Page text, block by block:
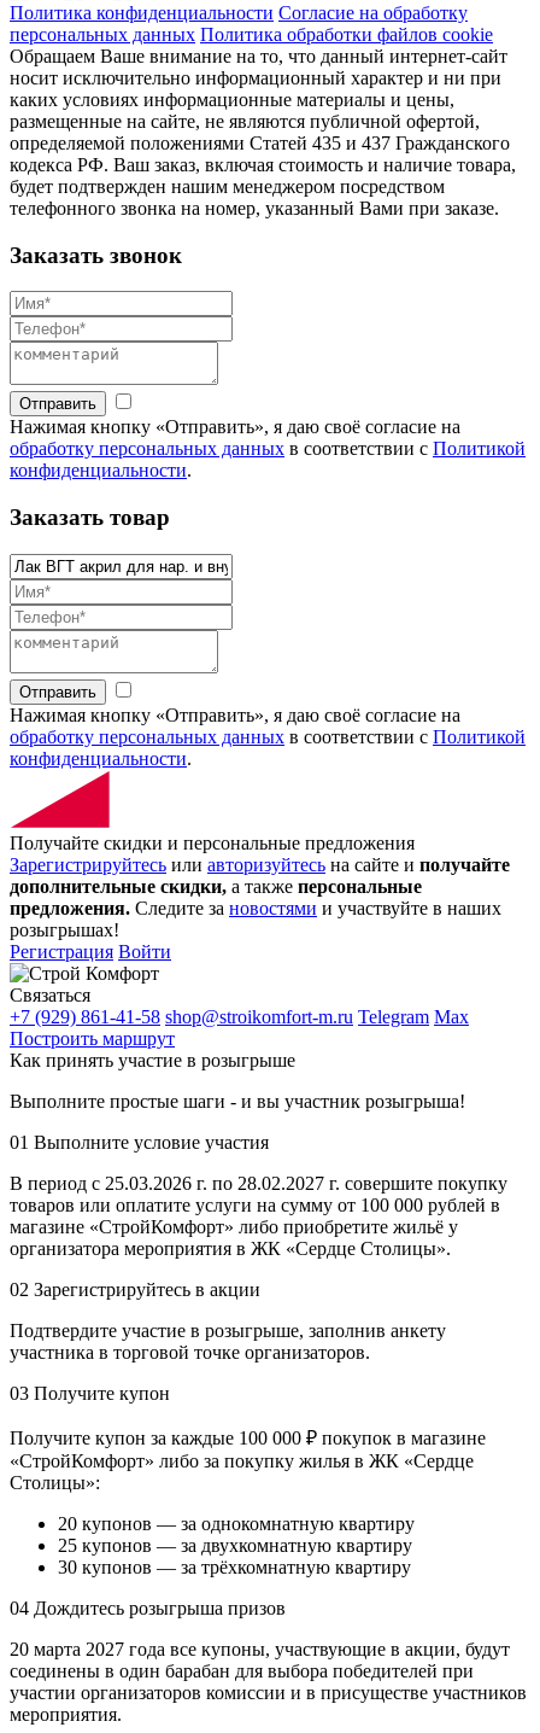
Политика конфиденциальности Согласие на обработку
персональных данных Политика обработки файлов cookie
Обращаем Ваше внимание на то, что данный интернет-сайт
носит исключительно информационный характер и ни при
каких условиях информационные материалы и цены,
размещенные на сайте, не являются публичной офертой,
определяемой положениями Статей 435 и 437 Гражданского
кодекса РФ. Ваш заказ, включая стоимость и наличие товара,
будет подтвержден нашим менеджером посредством
телефонного звонка на номер, указанный Вами при заказе.
Заказать звонок
Отправить
Нажимая кнопку «Отправить», я даю своё согласие на
обработку персональных данных в соответствии с Политикой
конфиденциальности.
Заказать товар
Отправить
Нажимая кнопку «Отправить», я даю своё согласие на
обработку персональных данных в соответствии с Политикой
конфиденциальности.
Получайте скидки и персональные предложения
Зарегистрируйтесь или авторизуйтесь на сайте и получайте
дополнительные скидки, а также персональные
предложения. Следите за новостями и участвуйте в наших
розыгрышах!
Регистрация Войти
Связаться
+7 (929) 861-41-58 shop@stroikomfort-m.ru Telegram Max
Построить маршрут
Как принять участие в розыгрыше
Выполните простые шаги - и вы участник розыгрыша!
01 Выполните условие участия
В период с 25.03.2026 г. по 28.02.2027 г. совершите покупку
товаров или оплатите услуги на сумму от 100 000 рублей в
магазине «СтройКомфорт» либо приобретите жильё у
организатора мероприятия в ЖК «Сердце Столицы».
02 Зарегистрируйтесь в акции
Подтвердите участие в розыгрыше, заполнив анкету
участника в торговой точке организаторов.
03 Получите купон
Получите купон за каждые 100 000 ₽ покупок в магазине
«СтройКомфорт» либо за покупку жилья в ЖК «Сердце
Столицы»:
20 купонов — за однокомнатную квартиру
25 купонов — за двухкомнатную квартиру
30 купонов — за трёхкомнатную квартиру
04 Дождитесь розыгрыша призов
20 марта 2027 года все купоны, участвующие в акции, будут
соединены в один барабан для выбора победителей при
участии организаторов комиссии и в присуществе участников
мероприятия.